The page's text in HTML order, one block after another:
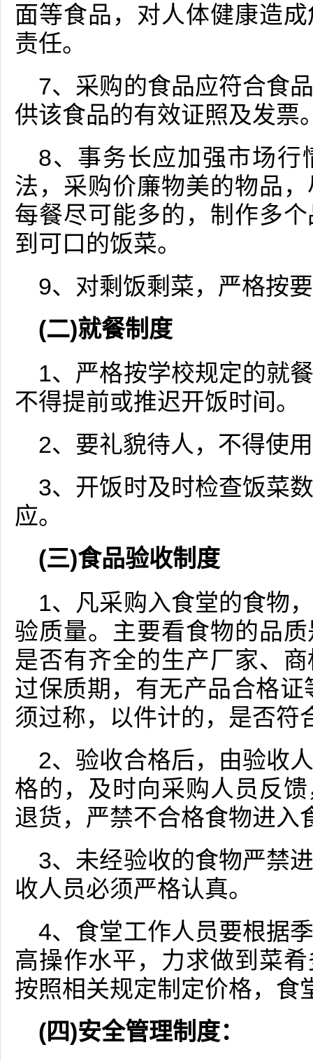
面等食品，对人体健康造
责任。
7、采购的食品应符合食
供该食品的有效证照及发票
8、事务长应加强市场行
法，采购价廉物美的物品
每餐尽可能多的，制作多
到可口的饭菜。
9、对剩饭剩菜，严格按
(二)就餐制度
1、严格按学校规定的就
不得提前或推迟开饭时间。
2、要礼貌待人，不得使
3、开饭时及时检查饭菜
应。
(三)食品验收制度
1、凡采购入食堂的食物
验质量。主要看食物的品
是否有齐全的生产厂家、
过保质期，有无产品合格
须过称，以件计的，是否符
2、验收合格后，由验收
格的，及时向采购人员反
退货，严禁不合格食物进入
3、未经验收的食物严禁
收人员必须严格认真。
4、食堂工作人员要根据
高操作水平，力求做到菜
按照相关规定制定价格，食
(四)安全管理制度：